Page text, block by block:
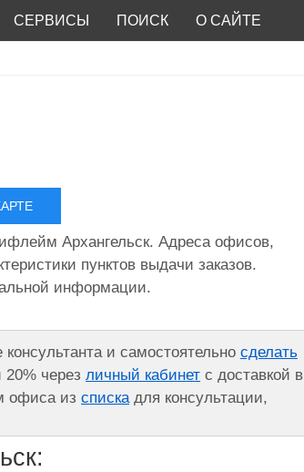
СЕРВИСЫ ПОИСК О САЙТЕ
Архангельск. Адреса офисов,
пунктов выдачи заказов.
информации.
консультанта и самостоятельно сделать
20% черезличный кабинет с доставкой в
офиса изспискадля консультации,